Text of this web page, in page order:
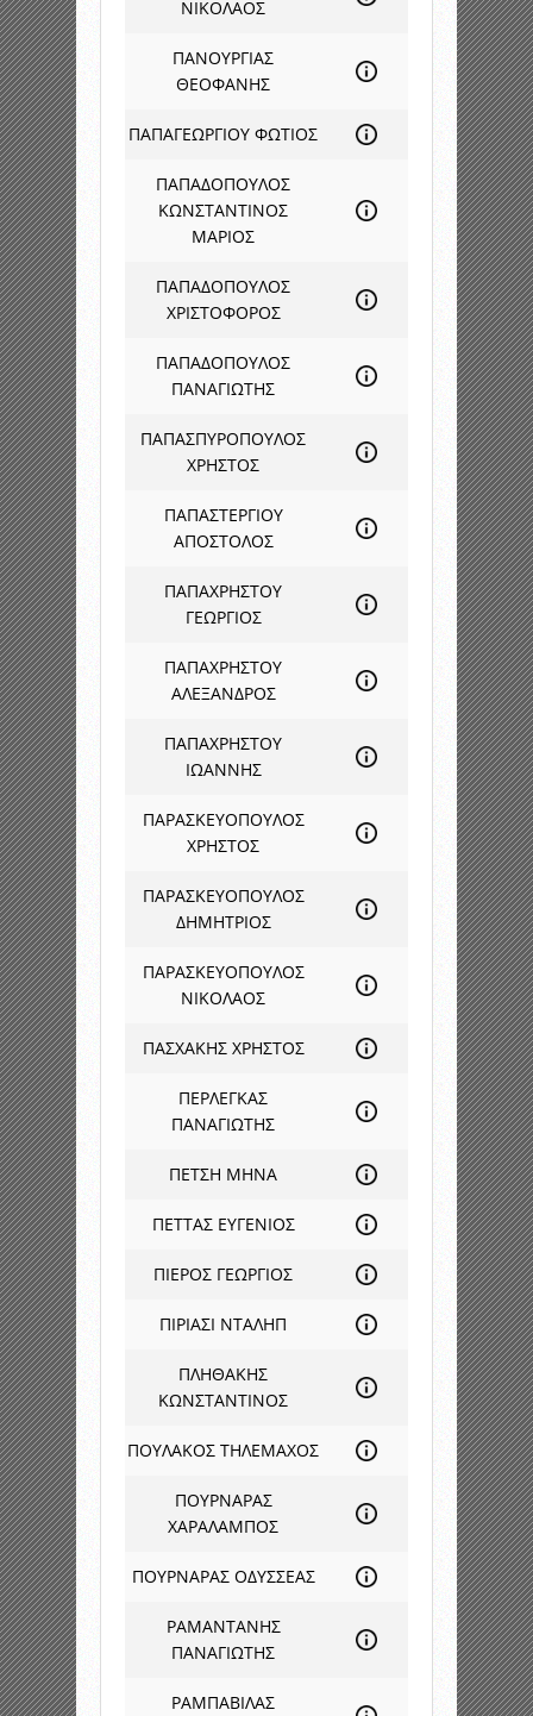
ΝΙΚΟΛΑΟΣ
ΠΑΝΟΥΡΓΙΑΣ
ΘΕΟΦΑΝΗΣ
ΠΑΠΑΓΕΩΡΓΙΟΥ ΦΩΤΙΟΣ
ΠΑΠΑΔΟΠΟΥΛΟΣ
ΚΩΝΣΤΑΝΤΙΝΟΣ
ΜΑΡΙΟΣ
ΠΑΠΑΔΟΠΟΥΛΟΣ
ΧΡΙΣΤΟΦΟΡΟΣ
ΠΑΠΑΔΟΠΟΥΛΟΣ
ΠΑΝΑΓΙΩΤΗΣ
ΠΑΠΑΣΠΥΡΟΠΟΥΛΟΣ
ΧΡΗΣΤΟΣ
ΠΑΠΑΣΤΕΡΓΙΟΥ
ΑΠΟΣΤΟΛΟΣ
ΠΑΠΑΧΡΗΣΤΟΥ
ΓΕΩΡΓΙΟΣ
ΠΑΠΑΧΡΗΣΤΟΥ
ΑΛΕΞΑΝΔΡΟΣ
ΠΑΠΑΧΡΗΣΤΟΥ
ΙΩΑΝΝΗΣ
ΠΑΡΑΣΚΕΥΟΠΟΥΛΟΣ
ΧΡΗΣΤΟΣ
ΠΑΡΑΣΚΕΥΟΠΟΥΛΟΣ
ΔΗΜΗΤΡΙΟΣ
ΠΑΡΑΣΚΕΥΟΠΟΥΛΟΣ
ΝΙΚΟΛΑΟΣ
ΠΑΣΧΑΚΗΣ ΧΡΗΣΤΟΣ
ΠΕΡΛΕΓΚΑΣ
ΠΑΝΑΓΙΩΤΗΣ
ΠΕΤΣΗ ΜΗΝΑ
ΠΕΤΤΑΣ ΕΥΓΕΝΙΟΣ
ΠΙΕΡΟΣ ΓΕΩΡΓΙΟΣ
ΠΙΡΙΑΣΙ ΝΤΑΛΗΠ
ΠΛΗΘΑΚΗΣ
ΚΩΝΣΤΑΝΤΙΝΟΣ
ΠΟΥΛΑΚΟΣ ΤΗΛΕΜΑΧΟΣ
ΠΟΥΡΝΑΡΑΣ
ΧΑΡΑΛΑΜΠΟΣ
ΠΟΥΡΝΑΡΑΣ ΟΔΥΣΣΕΑΣ
ΡΑΜΑΝΤΑΝΗΣ
ΠΑΝΑΓΙΩΤΗΣ
ΡΑΜΠΑΒΙΛΑΣ